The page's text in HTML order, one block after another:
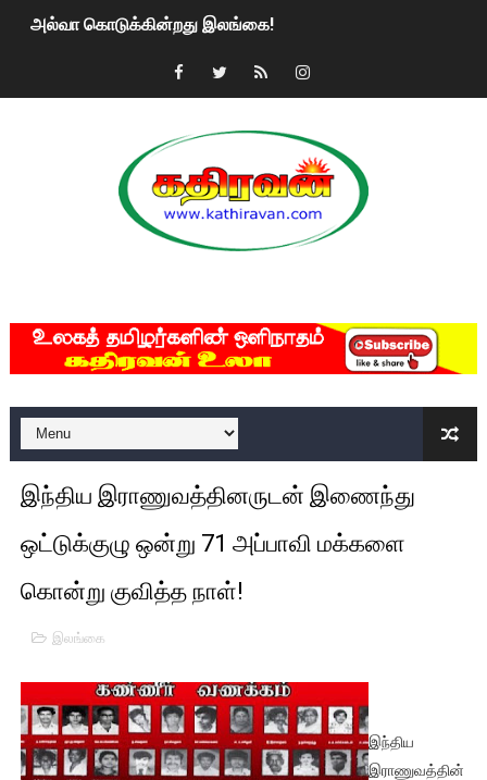
அல்வா கொடுக்கின்றது இலங்கை!
2ஆம் நாள் உக்ரைன் யுத்தம்!! எங்களைத் தனிமையில்
மகிந்த ராஜபக்சே பதவி விலக திட்டம்?
ரவுடி பேபிக்கு நடந்த தரமான சம்பவம்.. ஆபாச வீடியோக்களால்
குண்டை தூக்கிப்போட்ட ஆய்வு…. இந்தியாவின் “கோவிஷீல்டு”
யாழில் தமிழின தலைவர் பிரபாகரனின் பிறந்தநாளை
ஏர்போர்ட்டில் உதைத்த நபர் யார், என்ன நடந்தது?: உண்மையை
சீனா இலங்கையிடம் 8 மில்லியன் அமெரிக்க டொலர் நட்டஈடு
01/11/2021 Scotland ல் நடைபெறும் கண்டனப்
பாலச்சந்திரன் மற்றும் தன்னிடம் படித்த மாணவர்கள் தொடர்பில்
பிரிட்டனால் கடத்தப்படும் நிலையில் இலங்கைத் தமிழ்
கைது செய்யப்பட்ட இளைஞன் உயிரிழப்பு - கொதித்தெழுந்த
தடுப்பூசியை பெற்றுக் கொள்ளக் கூடிய இடங்கள்...
இந்திய இராணுவத்தினருடன் இணைந்து
ஒட்டுக்குழு ஒன்று 71 அப்பாவி மக்களை
கொன்று குவித்த நாள்!
இலங்கை
இந்திய
இராணுவத்தின்